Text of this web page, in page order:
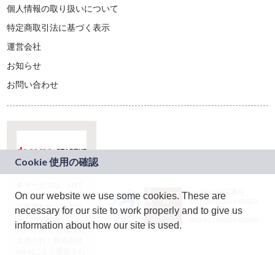
個人情報の取り扱いについて
特定商取引法に基づく表示
運営会社
お知らせ
お問い合わせ
ドコモグループの新
規事業創出プログラ
ム「docomo
STARTUP」を通じて
JASRAC許諾番号：
9024936001Y45037
JASRAC許諾番号：
On our website we use some cookies. These are
necessary for our site to work properly and to give us
information about how our site is used.